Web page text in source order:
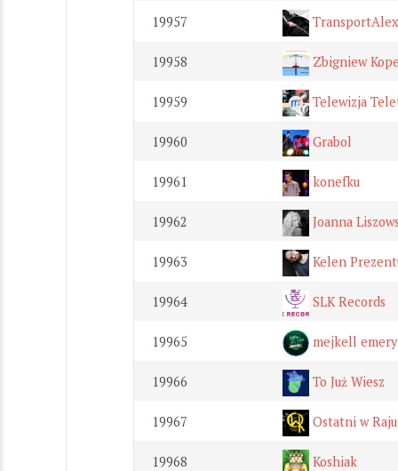
19957
19958 Zbigniew
19959 Telewizja
19960 Grabol
19961 konefku
19962 Joanna
19963 Kelen
19964 SLK Records
19965 mejkell
19966 To Już Wiesz
19967 Ostatni w Raju
19968 Koshiak